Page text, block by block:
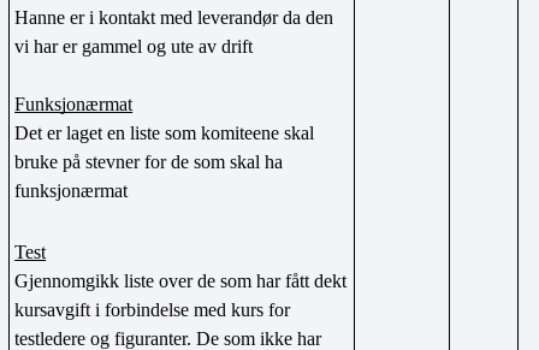
Hanne er i kontakt med leverandør da den
vi har er gammel og ute av drift
Funksjonærmat
Det er laget en liste som komiteene skal
bruke på stevner for de som skal ha
funksjonærmat
Test
Gjennomgikk liste over de som har fått dekt
kursavgift i forbindelse med kurs for
testledere og figuranter. De som ikke har